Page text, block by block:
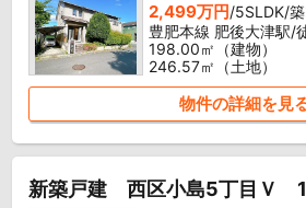
2,499万円/5SLDK/
豊肥本線 肥後大津駅/
198.00㎡（建物）
246.57㎡（土地）
物件の詳細を見
新築戸建 西区小島5丁目Ｖ